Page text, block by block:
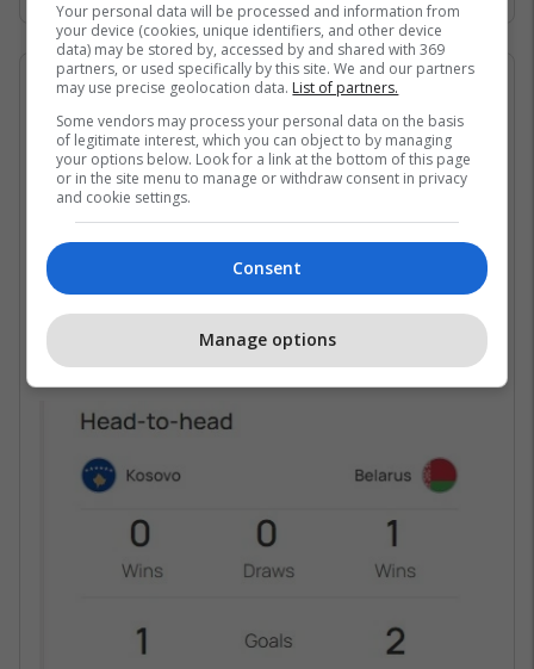
21/11/2023 • 19:28
Ndeshja mes Kosovës dhe
Bjellorusisë
Kosova dhe Bjellorusia kanë luajtur vetëm një
herë mes vete në ndeshjet e parë kualifikuese
për Euro 2024.
Takimi i zhvilluar në qershor 2023 përfundoi
me fitoren 2-1 të Bjellorusisë.
Your personal data will be processed and information from
your device (cookies, unique identifiers, and other device
data) may be stored by, accessed by and shared with 369
partners, or used specifically by this site. We and our partners
may use precise geolocation data. List of partners.
Some vendors may process your personal data on the basis
of legitimate interest, which you can object to by managing
your options below. Look for a link at the bottom of this page
or in the site menu to manage or withdraw consent in privacy
and cookie settings.
Consent
Manage options